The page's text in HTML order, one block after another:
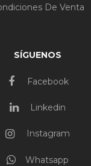
De Venta
SÍGUENOS
Facebook
Linkedin
Instagram
Whatsapp